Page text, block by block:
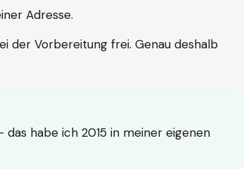
Adresse.
der Vorbereitung frei. Genau deshalb
habe ich 2015 in meiner eigenen